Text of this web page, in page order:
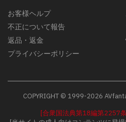
お客様ヘルプ
不正について報告
返品・返金
プライバシーポリシー
COPYRIGHT © 1999-2026
[合衆国法典第18編第2257